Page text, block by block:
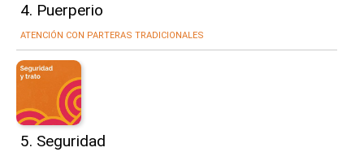
4. Puerperio
ATENCIÓN CON PARTERAS TRADICIONALES
5. Seguridad